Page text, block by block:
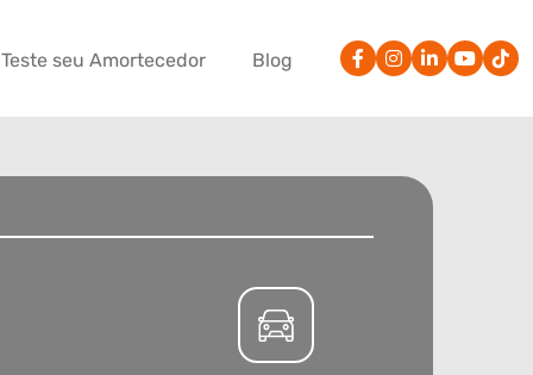
Teste seu Amortecedor Blog